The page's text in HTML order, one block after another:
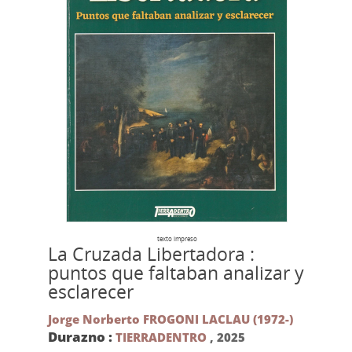
texto impreso
La Cruzada Libertadora :
puntos que faltaban analizar y
esclarecer
Jorge Norberto FROGONI LACLAU (1972-)
Durazno : TIERRADENTRO , 2025